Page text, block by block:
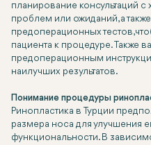
планирование консультаций
проблем или ожиданий, а
предоперационных тестов,
пациента к процедуре. Также
предоперационным
наилучших результатов.
Понимание процедуры
Ринопластика в Турции
размера носа для улучшения
функциональности. В